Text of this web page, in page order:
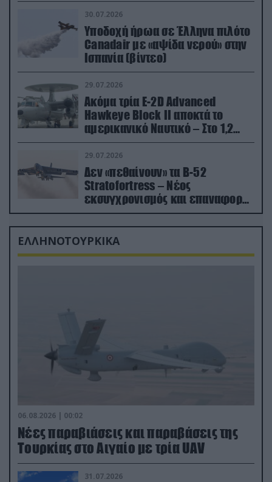
30.07.2026
Υποδοχή ήρωα σε Έλληνα πιλότο
Canadair με «αψίδα νερού» στην
Ισπανία (βίντεο)
29.07.2026
Ακόμα τρία E-2D Advanced
Hawkeye Block II αποκτά το
αμερικανικό Ναυτικό – Στο 1,2
δισ.δολάρια το κόστος
29.07.2026
Δεν «πεθαίνουν» τα Β-52
Stratofortress – Νέος
εκσυγχρονισμός και επαναφορά
από τα «νεκροταφεία»
ΕΛΛΗΝΟΤΟΥΡΚΙΚΑ
06.08.2026 | 00:02
Νέες παραβιάσεις και παραβάσεις της
Τουρκίας στο Αιγαίο με τρία UAV
31.07.2026